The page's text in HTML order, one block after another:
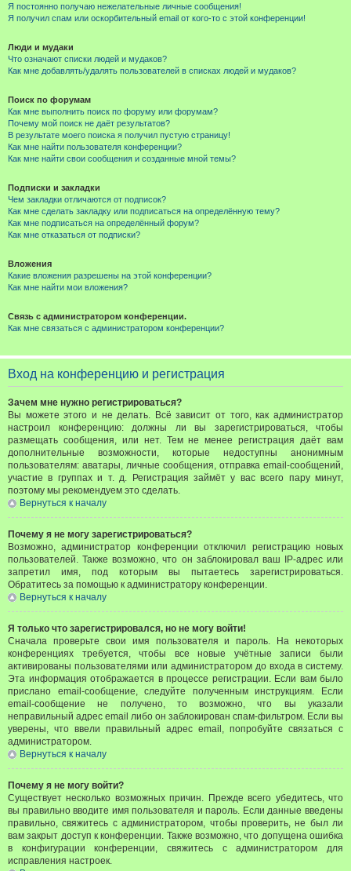
Я постоянно получаю нежелательные личные сообщения!
Я получил спам или оскорбительный email от кого-то с этой конференции!
Люди и мудаки
Что означают списки людей и мудаков?
Как мне добавлять/удалять пользователей в списках людей и мудаков?
Поиск по форумам
Как мне выполнить поиск по форуму или форумам?
Почему мой поиск не даёт результатов?
В результате моего поиска я получил пустую страницу!
Как мне найти пользователя конференции?
Как мне найти свои сообщения и созданные мной темы?
Подписки и закладки
Чем закладки отличаются от подписок?
Как мне сделать закладку или подписаться на определённую тему?
Как мне подписаться на определённый форум?
Как мне отказаться от подписки?
Вложения
Какие вложения разрешены на этой конференции?
Как мне найти мои вложения?
Связь с администратором конференции.
Как мне связаться с администратором конференции?
Вход на конференцию и регистрация
Зачем мне нужно регистрироваться?
Вы можете этого и не делать. Всё зависит от того, как администратор
настроил конференцию: должны ли вы зарегистрироваться, чтобы
размещать сообщения, или нет. Тем не менее регистрация даёт вам
дополнительные возможности, которые недоступны анонимным
пользователям: аватары, личные сообщения, отправка email-сообщений,
участие в группах и т. д. Регистрация займёт у вас всего пару минут,
поэтому мы рекомендуем это сделать.
Вернуться к началу
Почему я не могу зарегистрироваться?
Возможно, администратор конференции отключил регистрацию новых
пользователей. Также возможно, что он заблокировал ваш IP-адрес или
запретил имя, под которым вы пытаетесь зарегистрироваться.
Обратитесь за помощью к администратору конференции.
Вернуться к началу
Я только что зарегистрировался, но не могу войти!
Сначала проверьте свои имя пользователя и пароль. На некоторых
конференциях требуется, чтобы все новые учётные записи были
активированы пользователями или администратором до входа в систему.
Эта информация отображается в процессе регистрации. Если вам было
прислано email-сообщение, следуйте полученным инструкциям. Если
email-сообщение не получено, то возможно, что вы указали
неправильный адрес email либо он заблокирован спам-фильтром. Если вы
уверены, что ввели правильный адрес email, попробуйте связаться с
администратором.
Вернуться к началу
Почему я не могу войти?
Существует несколько возможных причин. Прежде всего убедитесь, что
вы правильно вводите имя пользователя и пароль. Если данные введены
правильно, свяжитесь с администратором, чтобы проверить, не был ли
вам закрыт доступ к конференции. Также возможно, что допущена ошибка
в конфигурации конференции, свяжитесь с администратором для
исправления настроек.